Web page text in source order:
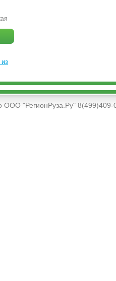
из
ООО "РегионРуза.Ру" 8(499)409-